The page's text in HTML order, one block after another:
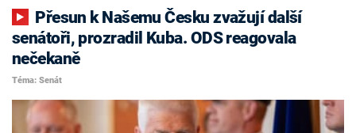
senátoři, prozradil Kuba. ODS reagovala
nečekaně
Téma: Senát